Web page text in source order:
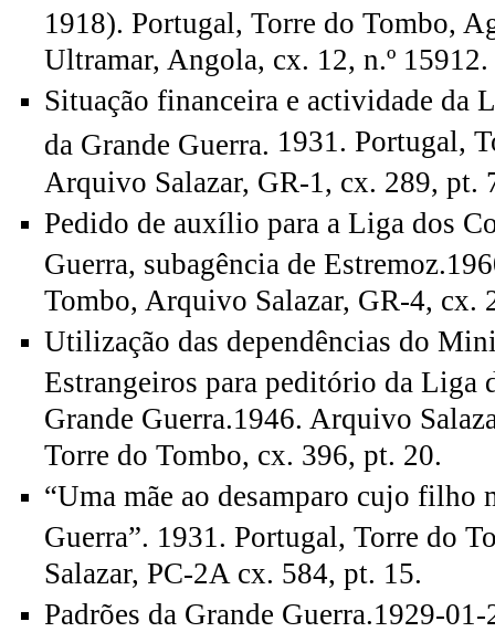
1918). Portugal, Torre do Tombo,
Ultramar, Angola, cx. 12, n.º 15912.
Situação financeira e actividade da
da Grande Guerra. 1931. Portugal,
Arquivo Salazar, GR-1, cx. 289, pt.
Pedido de auxílio para a Liga dos
Guerra, subagência de
Tombo, Arquivo Salazar, GR-4, cx.
Utilização das dependências do
Estrangeiros para peditório da Liga
Grande Guerra.1946. Arquivo
Torre do Tombo, cx. 396, pt. 20.
“Uma mãe ao desamparo cujo filho
Guerra”. 1931. Portugal, Torre do
Salazar, PC-2A cx. 584, pt. 15.
Padrões da Grande Guerra.1929-